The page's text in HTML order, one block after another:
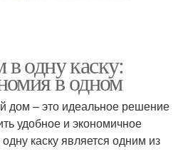
одну каску:
в одном
дом – это идеальное решение
удобное и экономичное
каску является одним из